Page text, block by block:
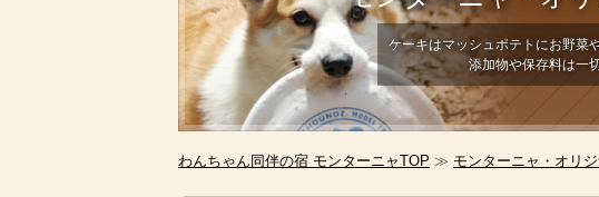
ケーキはマッシュポテトにお野菜
添加物や保存料は一
わんちゃん同伴の宿 モンターニャTOP ≫ モンターニャ・オリ